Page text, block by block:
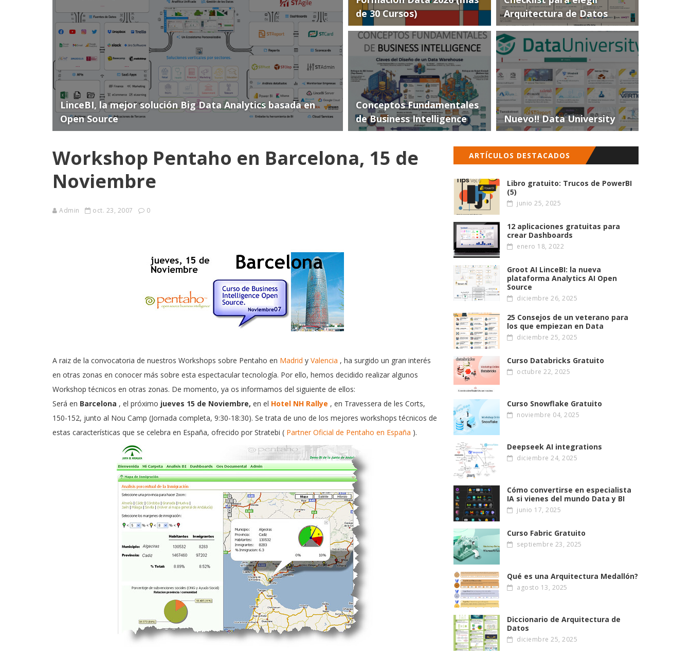
LinceBI, la mejor solución Big Data Analytics basada en
Open Source
de 30 Cursos)
Arquitectura de Datos
Conceptos Fundamentales
de Business Intelligence
Nuevo!! Data University
Workshop Pentaho en Barcelona, 15 de
Noviembre
Admin oct. 23, 2007 0
A raiz de la convocatoria de nuestros Workshops sobre Pentaho en Madrid y Valencia , ha surgido un gran interés
en otras zonas en conocer más sobre esta espectacular tecnología. Por ello, hemos decidido realizar algunos
Workshop técnicos en otras zonas. De momento, ya os informamos del siguiente de ellos:
Será en Barcelona , el próximo jueves 15 de Noviembre, en el Hotel NH Rallye , en Travessera de les Corts,
150-152, junto al Nou Camp (Jornada completa, 9:30-18:30). Se trata de uno de los mejores workshops técnicos de
estas características que se celebra en España, ofrecido por Stratebi ( Partner Oficial de Pentaho en España ).
ARTÍCULOS DESTACADOS
Libro gratuito: Trucos de PowerBI
(5)
junio 25, 2025
12 aplicaciones gratuitas para
crear Dashboards
enero 18, 2022
Groot AI LinceBI: la nueva
plataforma Analytics AI Open
Source
diciembre 26, 2025
25 Consejos de un veterano para
los que empiezan en Data
diciembre 25, 2025
Curso Databricks Gratuito
octubre 22, 2025
Curso Snowflake Gratuito
noviembre 04, 2025
Deepseek AI integrations
diciembre 24, 2025
Cómo convertirse en especialista
IA si vienes del mundo Data y BI
junio 17, 2025
Curso Fabric Gratuito
septiembre 23, 2025
Qué es una Arquitectura Medallón?
agosto 13, 2025
Diccionario de Arquitectura de
Datos
diciembre 25, 2025